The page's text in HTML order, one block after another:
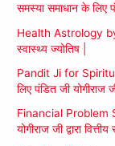
समस्या समाधान के लिए
Health Astrology by
स्वास्थ्य ज्योतिष |
Pandit Ji for
लिए पंडित जी योगीराज
Financial Problem
योगीराज जी द्वारा